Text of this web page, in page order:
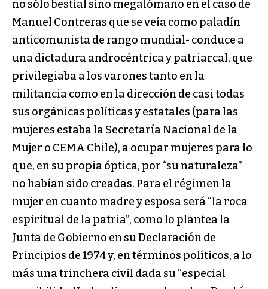
no sólo bestial sino megalómano en el caso de
Manuel Contreras que se veía como paladín
anticomunista de rango mundial- conduce a
una dictadura androcéntrica y patriarcal, que
privilegiaba a los varones tanto en la
militancia como en la dirección de casi todas
sus orgánicas políticas y estatales (para las
mujeres estaba la Secretaría Nacional de la
Mujer o CEMA Chile), a ocupar mujeres para lo
que, en su propia óptica, por “su naturaleza”
no habían sido creadas. Para el régimen la
mujer en cuanto madre y esposa será “la roca
espiritual de la patria”, como lo plantea la
Junta de Gobierno en su Declaración de
Principios de 1974 y, en términos políticos, a lo
más una trinchera civil dada su “especial